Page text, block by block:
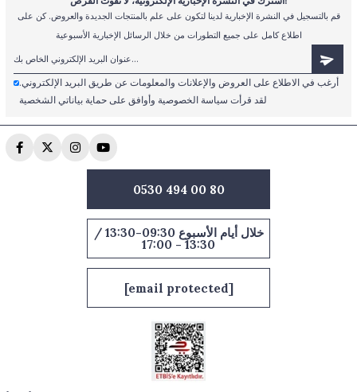
قم بالتسجيل في النشرة الإخبارية لدينا لتكون على علم بالمنتجات الجديدة والعروض. كن على
اطلاع كامل على جميع التطورات من خلال الرسائل الإخبارية الأسبوعية
أرغب في الاطلاع على العروض والإعلانات والمعلومات عن طريق البريد الإلكتروني.
لقد قرأت سياسة الخصوصية وأوافق على حماية بياناتي الشخصية
0530 494 00 80
خلال أيام الأسبوع 09:30-13:30 /
13:30 - 17:00
[email protected]